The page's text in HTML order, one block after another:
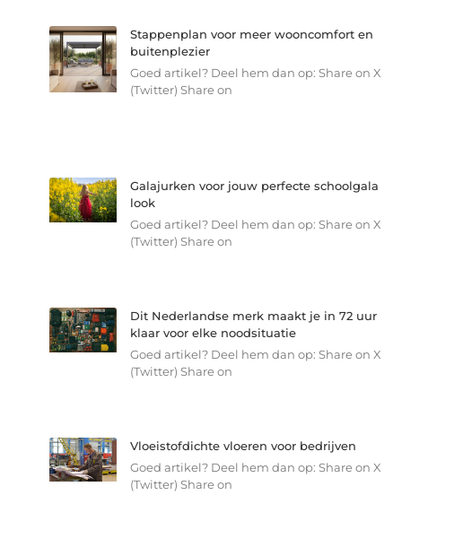
Stappenplan voor meer wooncomfort en
buitenplezier
Goed artikel? Deel hem dan op: Share on X
(Twitter) Share on
Galajurken voor jouw perfecte schoolgala
look
Goed artikel? Deel hem dan op: Share on X
(Twitter) Share on
Dit Nederlandse merk maakt je in 72 uur
klaar voor elke noodsituatie
Goed artikel? Deel hem dan op: Share on X
(Twitter) Share on
Vloeistofdichte vloeren voor bedrijven
Goed artikel? Deel hem dan op: Share on X
(Twitter) Share on